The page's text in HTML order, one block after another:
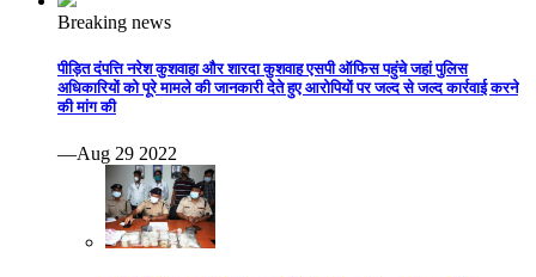
Breaking news
पीड़ित दंपत्ति नरेश कुशवाहा और शारदा कुशवाह एसपी ऑफिस पहुंचे जहां पुलिस
अधिकारियों को पूरे मामले की जानकारी देते हुए आरोपियों पर जल्द से जल्द कार्रवाई करने
की मांग की
—Aug 29 2022